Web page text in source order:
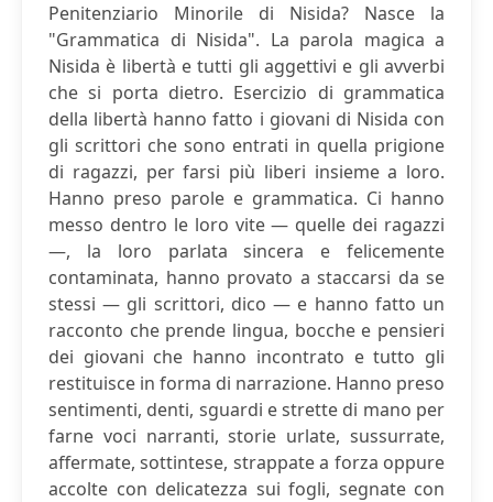
Penitenziario Minorile di Nisida? Nasce la
"Grammatica di Nisida". La parola magica a
Nisida è libertà e tutti gli aggettivi e gli avverbi
che si porta dietro. Esercizio di grammatica
della libertà hanno fatto i giovani di Nisida con
gli scrittori che sono entrati in quella prigione
di ragazzi, per farsi più liberi insieme a loro.
Hanno preso parole e grammatica. Ci hanno
messo dentro le loro vite — quelle dei ragazzi
—, la loro parlata sincera e felicemente
contaminata, hanno provato a staccarsi da se
stessi — gli scrittori, dico — e hanno fatto un
racconto che prende lingua, bocche e pensieri
dei giovani che hanno incontrato e tutto gli
restituisce in forma di narrazione. Hanno preso
sentimenti, denti, sguardi e strette di mano per
farne voci narranti, storie urlate, sussurrate,
affermate, sottintese, strappate a forza oppure
accolte con delicatezza sui fogli, segnate con